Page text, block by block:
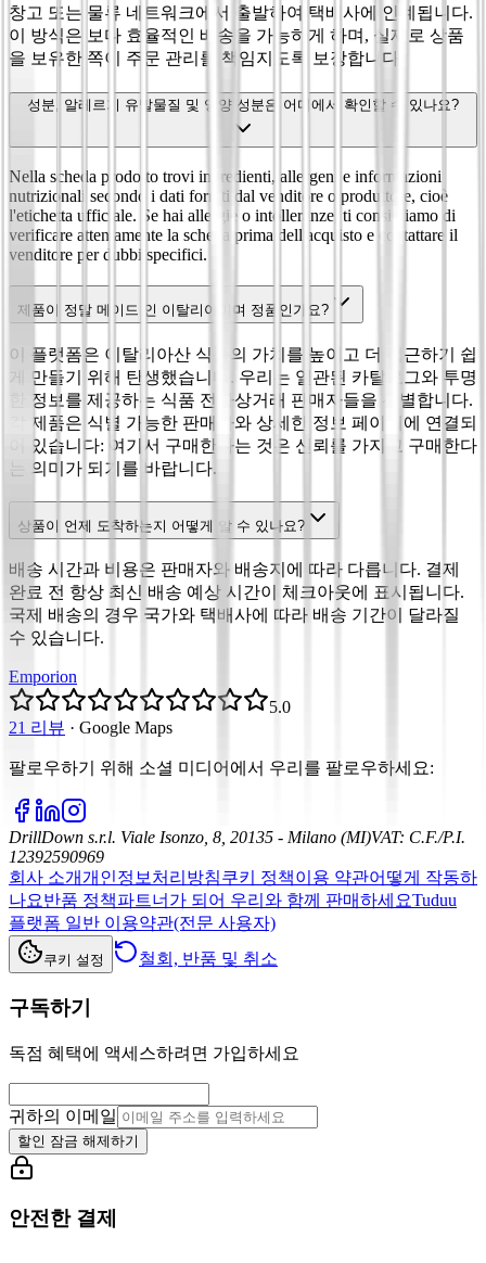
창고 또는 물류 네트워크에서 출발하여 택배사에 인계됩니다.
이 방식은 보다 효율적인 배송을 가능하게 하며, 실제로 상품
을 보유한 쪽이 주문 관리를 책임지도록 보장합니다.
성분, 알레르기 유발물질 및 영양 성분은 어디에서 확인할 수 있나요?
Nella scheda prodotto trovi ingredienti, allergeni e informazioni
nutrizionali secondo i dati forniti dal venditore o produttore, cioè
l'etichetta ufficiale. Se hai allergie o intolleranze, ti consigliamo di
verificare attentamente la scheda prima dell'acquisto e contattare il
venditore per dubbi specifici.
제품이 정말 메이드 인 이탈리아이며 정품인가요?
이 플랫폼은 이탈리아산 식품의 가치를 높이고 더 접근하기 쉽
게 만들기 위해 탄생했습니다. 우리는 일관된 카탈로그와 투명
한 정보를 제공하는 식품 전자상거래 판매자들을 선별합니다.
각 제품은 식별 가능한 판매자와 상세한 정보 페이지에 연결되
어 있습니다: 여기서 구매한다는 것은 신뢰를 가지고 구매한다
는 의미가 되기를 바랍니다.
상품이 언제 도착하는지 어떻게 알 수 있나요?
배송 시간과 비용은 판매자와 배송지에 따라 다릅니다. 결제
완료 전 항상 최신 배송 예상 시간이 체크아웃에 표시됩니다.
국제 배송의 경우 국가와 택배사에 따라 배송 기간이 달라질
수 있습니다.
Emporion
5.0
21 리뷰 · Google Maps
팔로우하기 위해 소셜 미디어에서 우리를 팔로우하세요:
DrillDown s.r.l. Viale Isonzo, 8, 20135 - Milano (MI)VAT: C.F./P.I.
12392590969
회사 소개개인정보처리방침쿠키 정책이용 약관어떻게 작동하
나요반품 정책파트너가 되어 우리와 함께 판매하세요Tuduu
플랫폼 일반 이용약관(전문 사용자)
쿠키 설정 철회, 반품 및 취소
구독하기
독점 혜택에 액세스하려면 가입하세요
귀하의 이메일
할인 잠금 해제하기
안전한 결제